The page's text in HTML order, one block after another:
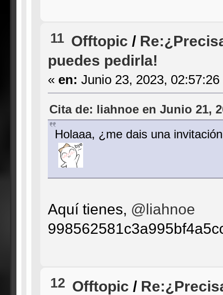
11 Offtopic /
puedes pedirla!
« en: Junio 23, 2023, 02:57:26
Cita de: liahnoe en Junio 21,
Holaaa, ¿me dais una
Aquí tienes, @liahnoe
12 Offtopic /